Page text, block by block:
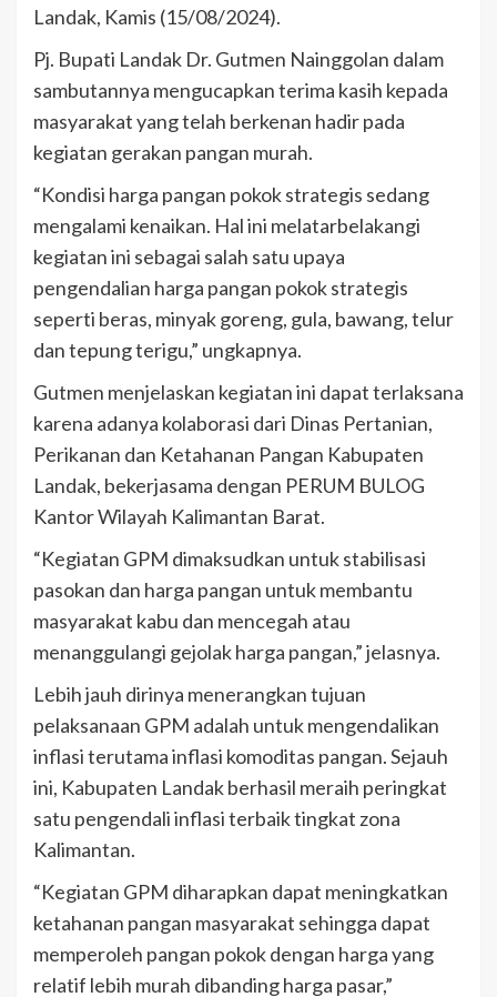
Landak, Kamis (15/08/2024).
Pj. Bupati Landak Dr. Gutmen Nainggolan dalam
sambutannya mengucapkan terima kasih kepada
masyarakat yang telah berkenan hadir pada
kegiatan gerakan pangan murah.
“Kondisi harga pangan pokok strategis sedang
mengalami kenaikan. Hal ini melatarbelakangi
kegiatan ini sebagai salah satu upaya
pengendalian harga pangan pokok strategis
seperti beras, minyak goreng, gula, bawang, telur
dan tepung terigu,” ungkapnya.
Gutmen menjelaskan kegiatan ini dapat terlaksana
karena adanya kolaborasi dari Dinas Pertanian,
Perikanan dan Ketahanan Pangan Kabupaten
Landak, bekerjasama dengan PERUM BULOG
Kantor Wilayah Kalimantan Barat.
“Kegiatan GPM dimaksudkan untuk stabilisasi
pasokan dan harga pangan untuk membantu
masyarakat kabu dan mencegah atau
menanggulangi gejolak harga pangan,” jelasnya.
Lebih jauh dirinya menerangkan tujuan
pelaksanaan GPM adalah untuk mengendalikan
inflasi terutama inflasi komoditas pangan. Sejauh
ini, Kabupaten Landak berhasil meraih peringkat
satu pengendali inflasi terbaik tingkat zona
Kalimantan.
“Kegiatan GPM diharapkan dapat meningkatkan
ketahanan pangan masyarakat sehingga dapat
memperoleh pangan pokok dengan harga yang
relatif lebih murah dibanding harga pasar,”